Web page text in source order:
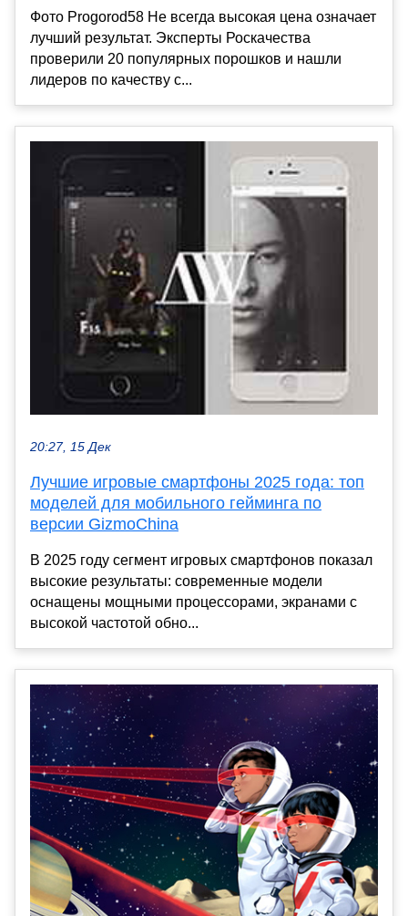
Фото Progorod58 Не всегда высокая цена означает
лучший результат. Эксперты Роскачества
проверили 20 популярных порошков и нашли
лидеров по качеству с...
20:27, 15 Дек
Лучшие игровые смартфоны 2025 года: топ
моделей для мобильного гейминга по
версии GizmoChina
В 2025 году сегмент игровых смартфонов показал
высокие результаты: современные модели
оснащены мощными процессорами, экранами с
высокой частотой обно...